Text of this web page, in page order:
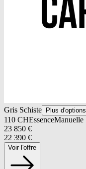
Gris Schiste Plus d'options
110 CHEssenceManuelle
23 850 €
22 390 €
Voir l'offre